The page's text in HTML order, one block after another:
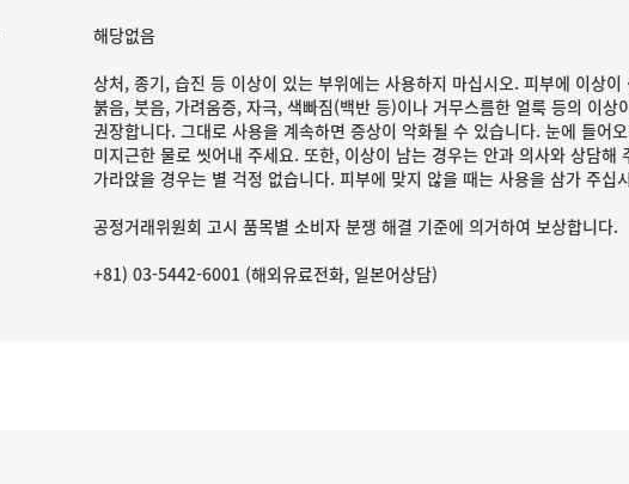
해당없음
상처, 종기, 습진 등 이상이 있는 부위에는 사용하지 마십시오. 피부에 이상
붉음, 붓음, 가려움증, 자극, 색빠짐(백반 등)이나 거무스름한 얼룩 등의 이
권장합니다. 그대로 사용을 계속하면 증상이 악화될 수 있습니다. 눈에 들어
미지근한 물로 씻어내 주세요. 또한, 이상이 남는 경우는 안과 의사와 상담
가라앉을 경우는 별 걱정 없습니다. 피부에 맞지 않을 때는 사용을 삼가 주십
공정거래위원회 고시 품목별 소비자 분쟁 해결 기준에 의거하여 보상합니다.
+81) 03-5442-6001 (해외유료전화, 일본어상담)